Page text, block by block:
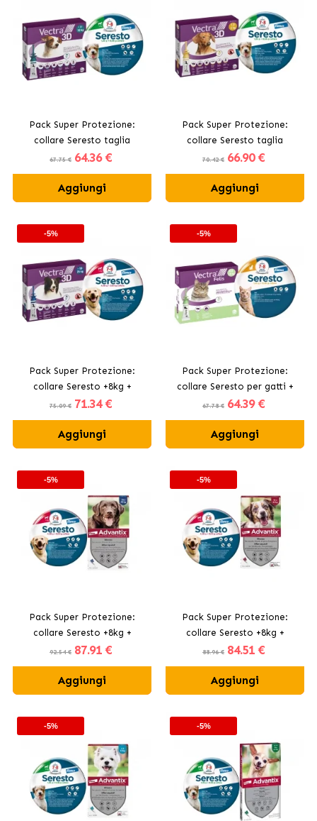
Pack Super Protezione:
collare Seresto taglia
piccola fino 8kg + Vectra 3D
67.75 € 64.36 €
Aggiungi
Pack Super Protezione:
collare Seresto taglia
piccola fino 8kg + Vectra 3D
70.42 € 66.90 €
Aggiungi
-5%
Pack Super Protezione:
collare Seresto +8kg +
Vectra 3D pipette 10-25 kg
75.09 € 71.34 €
Aggiungi
-5%
Pack Super Protezione:
collare Seresto per gatti +
Vectra Felis pipette per gatti
67.78 € 64.39 €
Aggiungi
-5%
Pack Super Protezione:
collare Seresto +8kg +
Advantix 4 pipette + 25kg
92.54 € 87.91 €
Aggiungi
-5%
Pack Super Protezione:
collare Seresto +8kg +
Advantix 4 pipette 10-25 kg
88.96 € 84.51 €
Aggiungi
-5% -5%